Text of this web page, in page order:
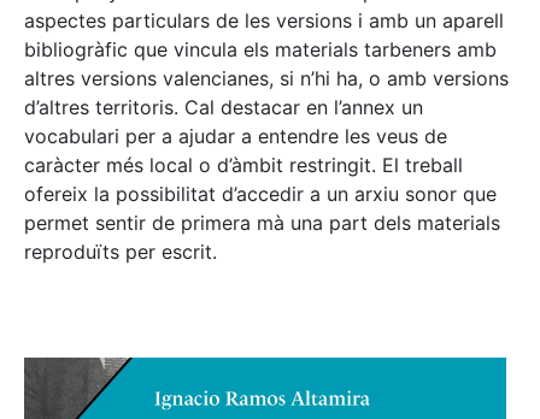
aspectes particulars de les versions i amb un aparell
bibliogràfic que vincula els materials tarbeners amb
altres versions valencianes, si n’hi ha, o amb versions
d’altres territoris. Cal destacar en l’annex un
vocabulari per a ajudar a entendre les veus de
caràcter més local o d’àmbit restringit. El treball
ofereix la possibilitat d’accedir a un arxiu sonor que
permet sentir de primera mà una part dels materials
reproduïts per escrit.